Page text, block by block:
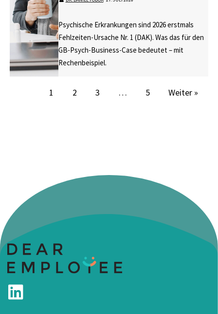
Psychische Erkrankungen sind 2026 erstmals
Fehlzeiten-Ursache Nr. 1 (DAK). Was das für den
GB-Psych-Business-Case bedeutet – mit
Rechenbeispiel.
1 2 3 … 5 Weiter »